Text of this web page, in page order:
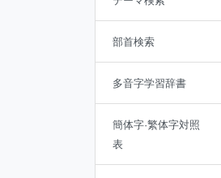
部首検索
多音字学習辞書
簡体字·繁体字対照
表